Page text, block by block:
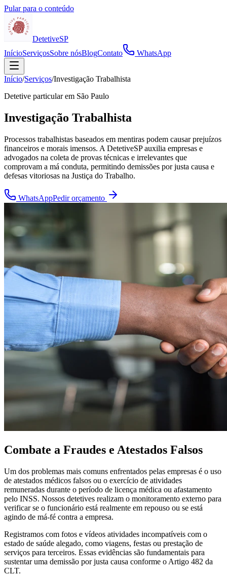
Pular para o conteúdo
DetetiveSP
InícioServiçosSobre nósBlogContato WhatsApp
Início/Serviços/Investigação Trabalhista
Detetive particular em São Paulo
Investigação Trabalhista
Processos trabalhistas baseados em mentiras podem causar prejuízos
financeiros e morais imensos. A DetetiveSP auxilia empresas e
advogados na coleta de provas técnicas e irrelevantes que
comprovam a má conduta, permitindo demissões por justa causa e
defesas vitoriosas na Justiça do Trabalho.
WhatsAppPedir orçamento
Combate a Fraudes e Atestados Falsos
Um dos problemas mais comuns enfrentados pelas empresas é o uso
de atestados médicos falsos ou o exercício de atividades
remuneradas durante o período de licença médica ou afastamento
pelo INSS. Nossos detetives realizam o monitoramento externo para
verificar se o funcionário está realmente em repouso ou se está
agindo de má-fé contra a empresa.
Registramos com fotos e vídeos atividades incompatíveis com o
estado de saúde alegado, como viagens, festas ou prestação de
serviços para terceiros. Essas evidências são fundamentais para
sustentar uma demissão por justa causa conforme o Artigo 482 da
CLT.